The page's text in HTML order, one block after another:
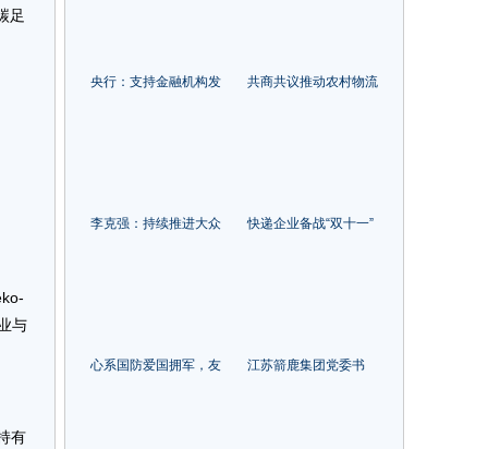
足
与
有
央行：支持金融机构发
共商共议推动农村物流
李克强：持续推进大众
快递企业备战“双十一”
心系国防爱国拥军，友
江苏箭鹿集团党委书